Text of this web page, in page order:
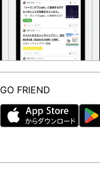
GO FRIEND